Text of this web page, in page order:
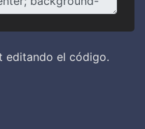
editando el código.